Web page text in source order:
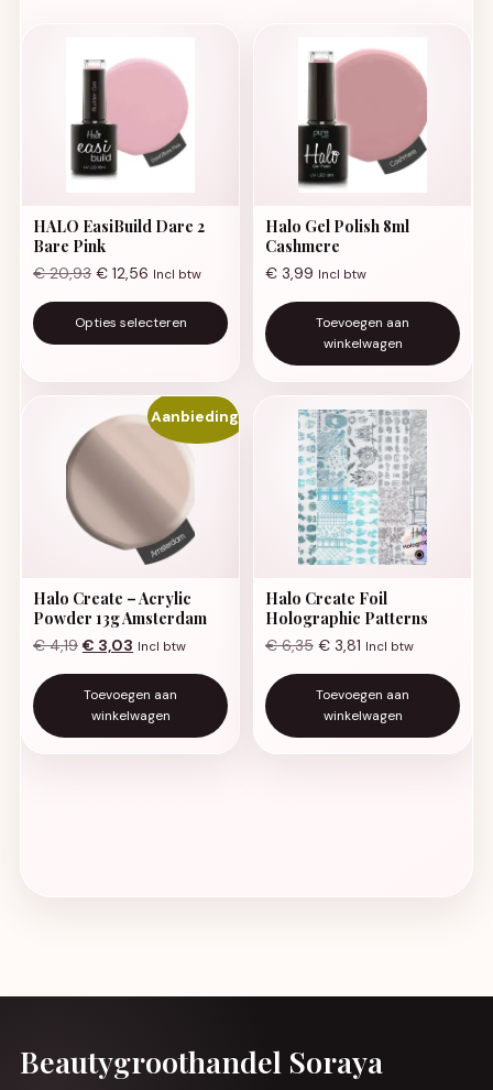
HALO EasiBuild Dare 2
Bare Pink
€20,93 € 12,56 Incl btw
Opties selecteren
Dit product heeft meerdere
Halo Gel Polish 8ml
Cashmere
€ 3,99 Incl btw
Toevoegen aan
winkelwagen
Aanbieding!
Halo Create – Acrylic
Powder 13g Amsterdam
€4,19 Oorspronkelijke prijs was: € 4,19.
€ 3,03 Huidige prijs is: € 3,03.
Incl btw
Toevoegen aan
winkelwagen
Halo Create Foil
Holographic Patterns
€6,35 € 3,81 Incl btw
Toevoegen aan
winkelwagen
Beautygroothandel Soraya